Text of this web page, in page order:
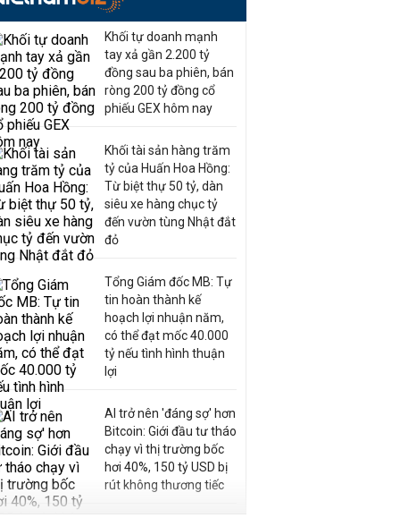
Khối tự doanh mạnh
tay xả gần 2.200 tỷ
đồng sau ba phiên, bán
ròng 200 tỷ đồng cổ
phiếu GEX hôm nay
Khối tài sản hàng trăm
tỷ của Huấn Hoa Hồng:
Từ biệt thự 50 tỷ, dàn
siêu xe hàng chục tỷ
đến vườn tùng Nhật đắt
đỏ
Tổng Giám đốc MB: Tự
tin hoàn thành kế
hoạch lợi nhuận năm,
có thể đạt mốc 40.000
tỷ nếu tình hình thuận
lợi
AI trở nên 'đáng sợ' hơn
Bitcoin: Giới đầu tư tháo
chạy vì thị trường bốc
hơi 40%, 150 tỷ USD bị
rút không thương tiếc